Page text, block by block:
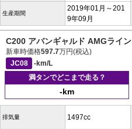
生産期間
2019年01月～201
9年09月
C200 アバンギャルド AMGライン
新車時価格597.7万円(税込)
JC08
-km/L
満タンでどこまで走る？
-km
排気量 1497cc